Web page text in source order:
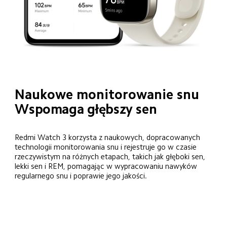
Naukowe monitorowanie snu
Wspomaga głębszy sen
Redmi Watch 3 korzysta z naukowych, dopracowanych
technologii monitorowania snu i rejestruje go w czasie
rzeczywistym na różnych etapach, takich jak głęboki sen,
lekki sen i REM, pomagając w wypracowaniu nawyków
regularnego snu i poprawie jego jakości.